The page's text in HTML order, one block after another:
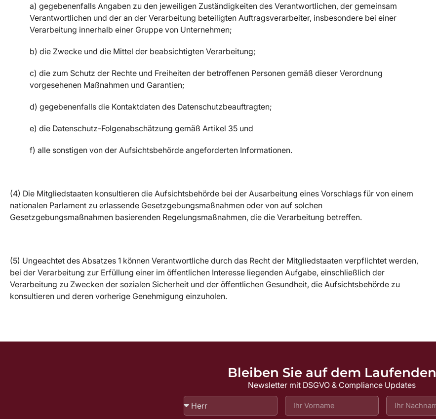
a) gegebenenfalls Angaben zu den jeweiligen Zuständigkeiten des Verantwortlichen, der gemeinsam
Verantwortlichen und der an der Verarbeitung beteiligten Auftragsverarbeiter, insbesondere bei einer
Verarbeitung innerhalb einer Gruppe von Unternehmen;
b) die Zwecke und die Mittel der beabsichtigten Verarbeitung;
c) die zum Schutz der Rechte und Freiheiten der betroffenen Personen gemäß dieser Verordnung
vorgesehenen Maßnahmen und Garantien;
d) gegebenenfalls die Kontaktdaten des Datenschutzbeauftragten;
e) die Datenschutz-Folgenabschätzung gemäß Artikel 35 und
f) alle sonstigen von der Aufsichtsbehörde angeforderten Informationen.
(4) Die Mitgliedstaaten konsultieren die Aufsichtsbehörde bei der Ausarbeitung eines Vorschlags für von einem
nationalen Parlament zu erlassende Gesetzgebungsmaßnahmen oder von auf solchen
Gesetzgebungsmaßnahmen basierenden Regelungsmaßnahmen, die die Verarbeitung betreffen.
(5) Ungeachtet des Absatzes 1 können Verantwortliche durch das Recht der Mitgliedstaaten verpflichtet werden,
bei der Verarbeitung zur Erfüllung einer im öffentlichen Interesse liegenden Aufgabe, einschließlich der
Verarbeitung zu Zwecken der sozialen Sicherheit und der öffentlichen Gesundheit, die Aufsichtsbehörde zu
konsultieren und deren vorherige Genehmigung einzuholen.
Bleiben Sie auf dem Laufenden
Newsletter mit DSGVO & Compliance Updates